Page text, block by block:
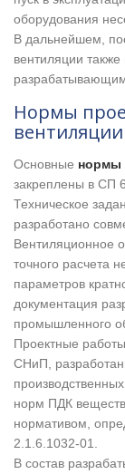
оборудования
В дальнейшем,
вентиляции
Нормы
вентиляции
Основные нормы
закреплены в СП
Техническое
разработано
Вентиляционное
точного расчета
параметров
документация
промышленного
Проектные
СНиП,
норм ПДК
нормативом,
2.1.6.1032-01.
В состав